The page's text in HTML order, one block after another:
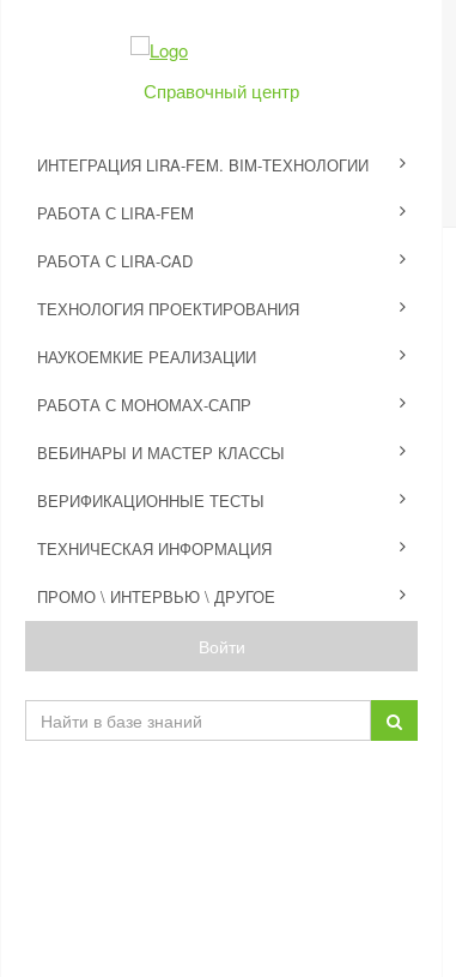
Справочный центр
ИНТЕГРАЦИЯ LIRA-FEM. BIM-ТЕХНОЛОГИИ
РАБОТА С LIRA-FEM
РАБОТА С LIRA-CAD
ТЕХНОЛОГИЯ ПРОЕКТИРОВАНИЯ
НАУКОЕМКИЕ РЕАЛИЗАЦИИ
РАБОТА С МОНОМАХ-САПР
ВЕБИНАРЫ И МАСТЕР КЛАССЫ
ВЕРИФИКАЦИОННЫЕ ТЕСТЫ
ТЕХНИЧЕСКАЯ ИНФОРМАЦИЯ
ПРОМО \ ИНТЕРВЬЮ \ ДРУГОЕ
Войти